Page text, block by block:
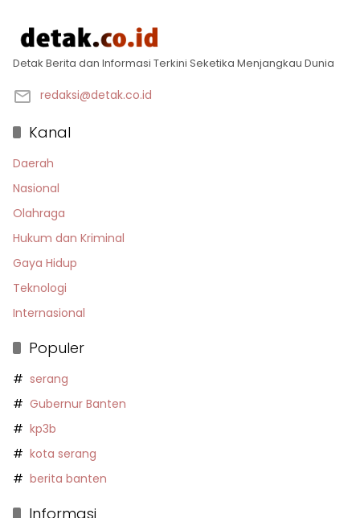
Detak Berita dan Informasi Terkini Seketika Menjangkau Dunia
redaksi@detak.co.id
Kanal
Daerah
Nasional
Olahraga
Hukum dan Kriminal
Gaya Hidup
Teknologi
Internasional
Populer
serang
Gubernur Banten
kp3b
kota serang
berita banten
Informasi